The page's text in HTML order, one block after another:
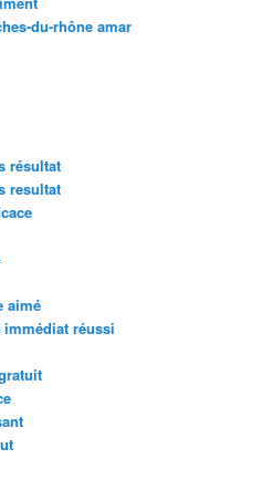
du-rhône amar
résultat
resultat
aimé
réussi